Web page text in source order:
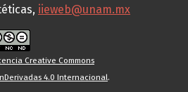
iieweb@unam.mx
Creative Commons
4.0 Internacional.